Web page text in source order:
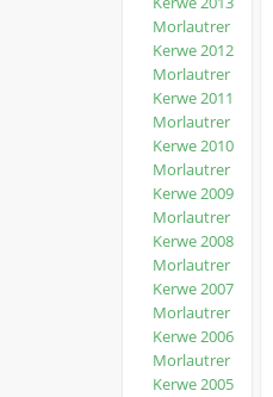
Morlautrer
Kerwe 2012
Morlautrer
Kerwe 2011
Morlautrer
Kerwe 2010
Morlautrer
Kerwe 2009
Morlautrer
Kerwe 2008
Morlautrer
Kerwe 2007
Morlautrer
Kerwe 2006
Morlautrer
Kerwe 2005